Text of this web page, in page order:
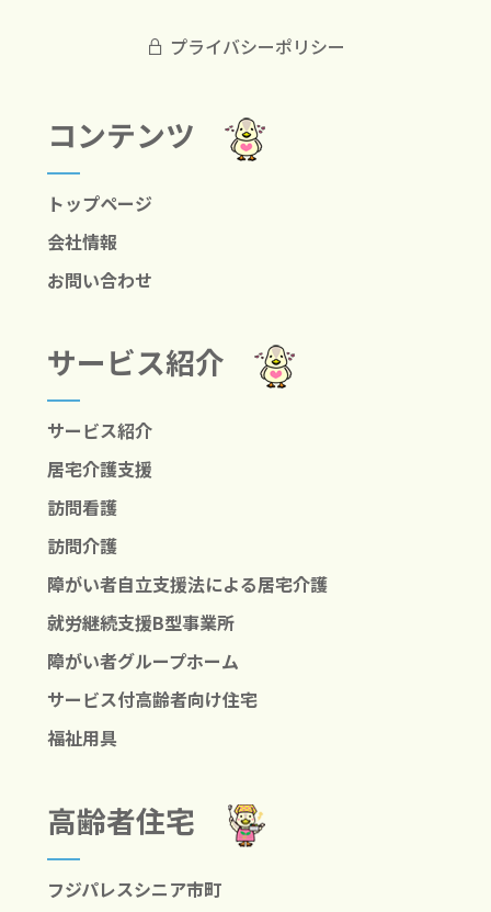
プライバシーポリシー
コンテンツ
トップページ
会社情報
お問い合わせ
サービス紹介
サービス紹介
居宅介護支援
訪問看護
訪問介護
障がい者自立支援法による居宅介護
就労継続支援B型事業所
障がい者グループホーム
サービス付高齢者向け住宅
福祉用具
高齢者住宅
フジパレスシニア市町